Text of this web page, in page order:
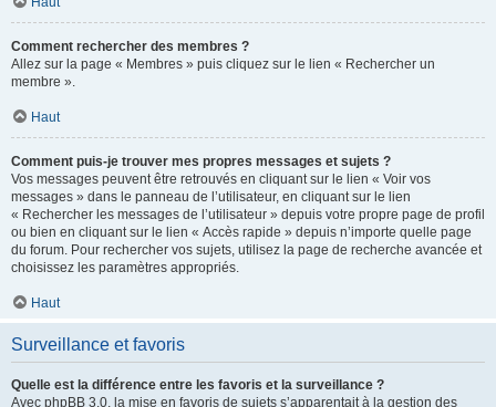
Comment rechercher des membres ?
Allez sur la page « Membres » puis cliquez sur le lien « Rechercher un
membre ».
Haut
Comment puis-je trouver mes propres messages et sujets ?
Vos messages peuvent être retrouvés en cliquant sur le lien « Voir vos
messages » dans le panneau de l’utilisateur, en cliquant sur le lien
« Rechercher les messages de l’utilisateur » depuis votre propre page de profil
ou bien en cliquant sur le lien « Accès rapide » depuis n’importe quelle page
du forum. Pour rechercher vos sujets, utilisez la page de recherche avancée et
choisissez les paramètres appropriés.
Haut
Surveillance et favoris
Quelle est la différence entre les favoris et la surveillance ?
Avec phpBB 3.0, la mise en favoris de sujets s’apparentait à la gestion des